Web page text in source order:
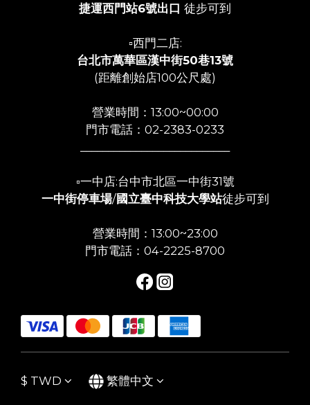
捷運西門站6號出口 徒步可到
▫️西門二店:
台北市萬華區漢中街50巷13號
(距離創始店100公尺處)
營業時間：13:00~00:00
門市電話：02-2383-0233
▫️一中店:台中市北區一中街31號
一中街停車場/國立臺中科技大學站徒步可到
營業時間：13:00~23:00
門市電話：04-2225-8700
$ TWD 繁體中文